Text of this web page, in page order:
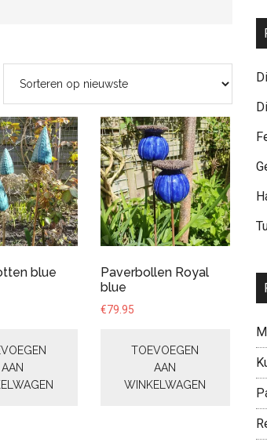
blue
AAN
Paverbollen Royal
blue
€79.95
TOEVOEGEN
AAN
WINKELWAGEN